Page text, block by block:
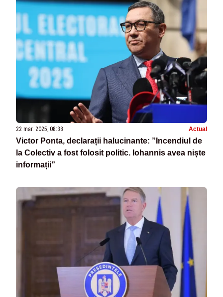
22 mar. 2025, 08:38 Actual
Victor Ponta, declarații halucinante: ”Incendiul de
la Colectiv a fost folosit politic. Iohannis avea niște
informații”